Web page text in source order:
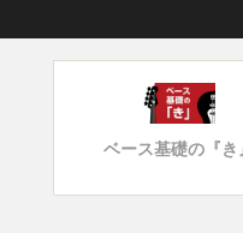
ベース基礎の『き